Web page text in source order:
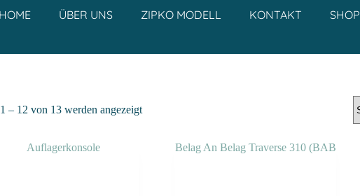
ÜBER UNS ZIPKO MODELL KONTAKT SHOP
– 12 von 13 werden angezeigt